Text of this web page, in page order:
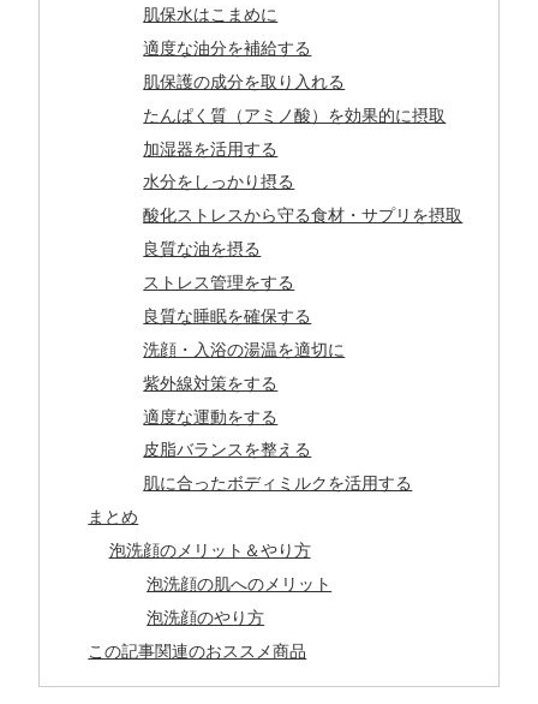
肌保水はこまめに
適度な油分を補給する
肌保護の成分を取り入れる
たんぱく質（アミノ酸）を効果的に摂取
加湿器を活用する
水分をしっかり摂る
酸化ストレスから守る食材・サプリを摂取
良質な油を摂る
ストレス管理をする
良質な睡眠を確保する
洗顔・入浴の湯温を適切に
紫外線対策をする
適度な運動をする
皮脂バランスを整える
肌に合ったボディミルクを活用する
まとめ
泡洗顔のメリット＆やり方
泡洗顔の肌へのメリット
泡洗顔のやり方
この記事関連のおススメ商品